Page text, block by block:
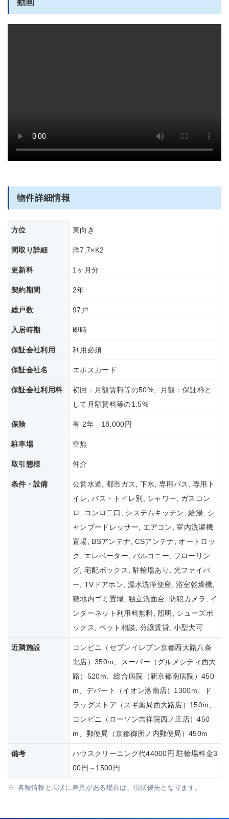
動画
部屋全体
物件詳細情報
方位 東向き
間取り詳細 洋7.7×K2
更新料 1ヶ月分
契約期間 2年
総戸数 97戸
入居時期 即時
保証会社利用 利用必須
保証会社名 エポスカード
保証会社利用料
初回：月額賃料等の50%、月額：保証料と
して月額賃料等の1.5%
保険 有 2年 18,000円
駐車場 空無
取引態様 仲介
条件・設備
公営水道, 都市ガス, 下水, 専用バス, 専用ト
イレ, バス・トイレ別, シャワー, ガスコン
ロ, コンロ二口, システムキッチン, 給湯, シ
ャンプードレッサー, エアコン, 室内洗濯機
置場, BSアンテナ, CSアンテナ, オートロッ
ク, エレベーター, バルコニー, フローリン
グ, 宅配ボックス, 駐輪場あり, 光ファイバ
ー, TVドアホン, 温水洗浄便座, 浴室乾燥機,
敷地内ゴミ置場, 独立洗面台, 防犯カメラ, イ
ンターネット利用料無料, 照明, シューズボ
ックス, ペット相談, 分譲賃貸, 小型犬可
近隣施設
コンビニ（セブンイレブン京都西大路八条
北店）350m、スーパー（グルメシティ西大
路）520m、総合病院（新京都南病院）450
m、デパート（イオン洛南店）1300m、ド
ラッグストア（スギ薬局西大路店）150m、
コンビニ（ローソン吉祥院西ノ庄店）450
m、郵便局（京都御所ノ内郵便局）450m
備考
ハウスクリーニング代44000円 駐輪場料金3
00円～1500円
各種情報と現状に差異がある場合は、現状優先となります。